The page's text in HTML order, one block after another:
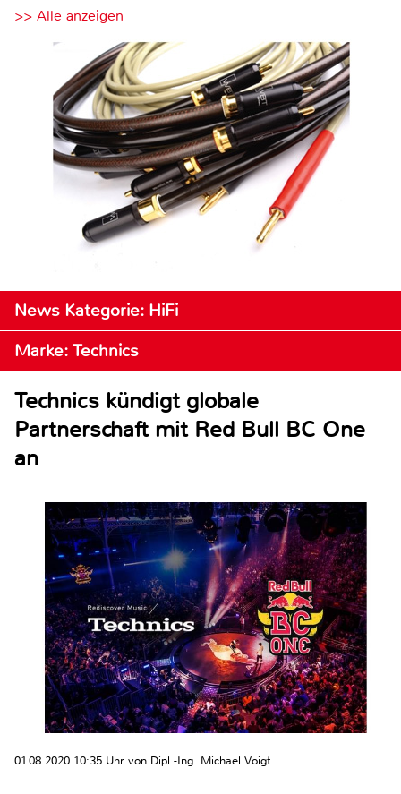
>> Alle anzeigen
News Kategorie: HiFi
Marke: Technics
Technics kündigt globale
Partnerschaft mit Red Bull BC One
an
01.08.2020 10:35 Uhr von Dipl.-Ing. Michael Voigt